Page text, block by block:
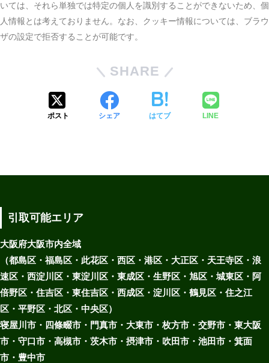
いては、それら単独では特定の個人を識別することができないため、個
人情報とは考えておりません。なお、クッキー情報については、ブラウ
ザの設定で拒否することが可能です。
SHARE
ポスト シェア はてブ LINE
引取可能エリア
大阪府大阪市内全域
（都島区・福島区・此花区・西区・港区・大正区・天王寺区・浪
速区・西淀川区・東淀川区・東成区・生野区・旭区・城東区・阿
倍野区・住吉区・東住吉区・西成区・淀川区・鶴見区・住之江
区・平野区・北区・中央区）
寝屋川市・四條畷市・門真市・大東市・枚方市・交野市・東大阪
市・守口市・高槻市・茨木市・摂津市・吹田市・池田市・箕面
市・豊中市